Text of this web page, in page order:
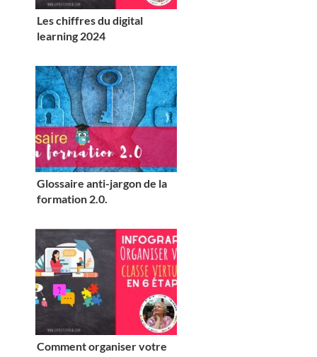
Les chiffres du digital
learning 2024
Glossaire anti-jargon de la
formation 2.0.
Comment organiser votre